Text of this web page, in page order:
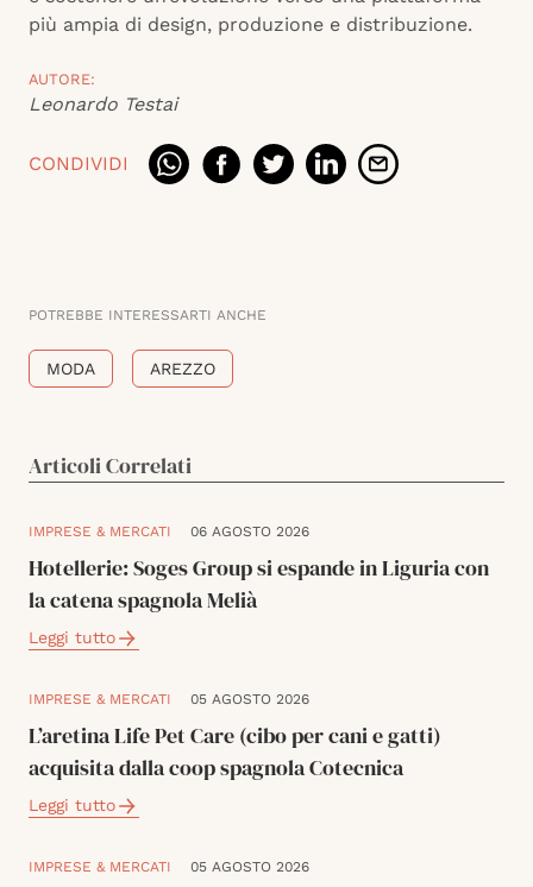
più ampia di design, produzione e distribuzione.
AUTORE:
Leonardo Testai
CONDIVIDI
POTREBBE INTERESSARTI ANCHE
MODA AREZZO
Articoli Correlati
IMPRESE & MERCATI 06 AGOSTO 2026
Hotellerie: Soges Group si espande in Liguria con
la catena spagnola Melià
Leggi tutto
IMPRESE & MERCATI 05 AGOSTO 2026
L’aretina Life Pet Care (cibo per cani e gatti)
acquisita dalla coop spagnola Cotecnica
Leggi tutto
IMPRESE & MERCATI 05 AGOSTO 2026